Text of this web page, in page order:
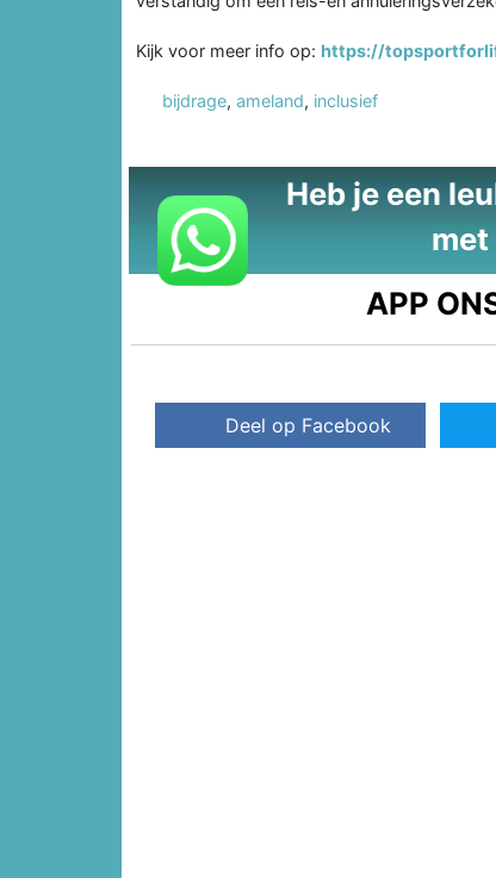
Kijk voor meer info op: https://
bijdrage, ameland, inclusief
Heb je een
APP
Deel op Facebook